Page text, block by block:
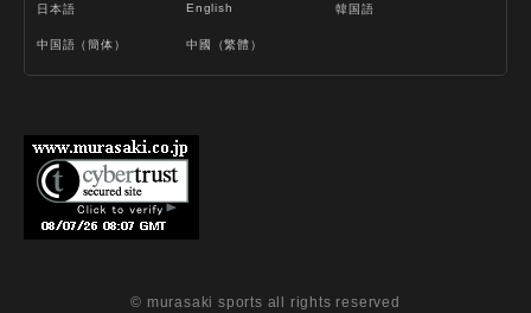
日本語 English 韓国語
中国語（簡体） 中國（繁體）
© murasaki sports all rights reserved